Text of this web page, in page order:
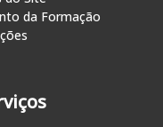
da Formação